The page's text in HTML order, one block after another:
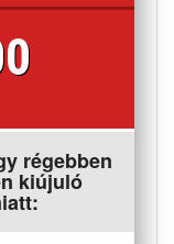
régebben
kiújuló